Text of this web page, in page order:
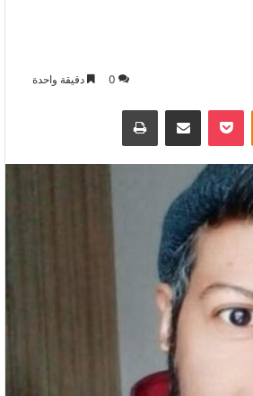
0 دقيقة واحدة
Odnoklassniki
بوكيت مشاركة عبر البريد طباعة